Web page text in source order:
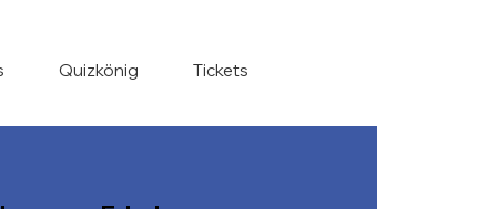
Quizkönig Tickets